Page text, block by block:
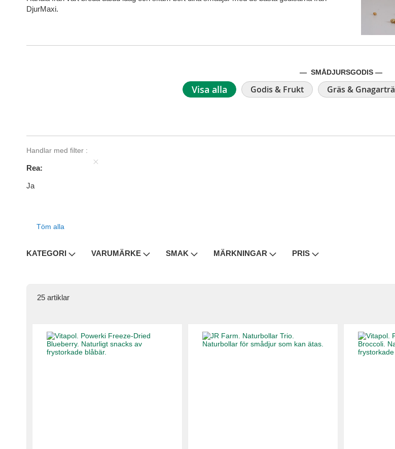
DjurMaxi.
— SMÅDJURSGODIS —
Visa alla Godis & Frukt Gräs & Gnagarträ
Handlar med filter
Rea
Ja
Töm alla
KATEGORI VARUMÄRKE SMAK MÄRKNINGAR PRIS
25 artiklar